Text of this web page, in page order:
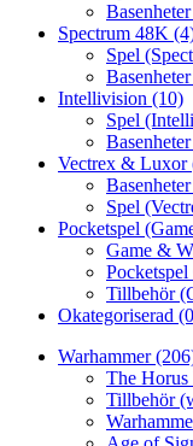
Spectrum 48K
Spel
Intellivision (10)
Spel
Vectrex & Luxor
Spel
Pocketspel
Game &
Tillbehör
Okategoriserad
Warhammer
The Horus
Tillbehör